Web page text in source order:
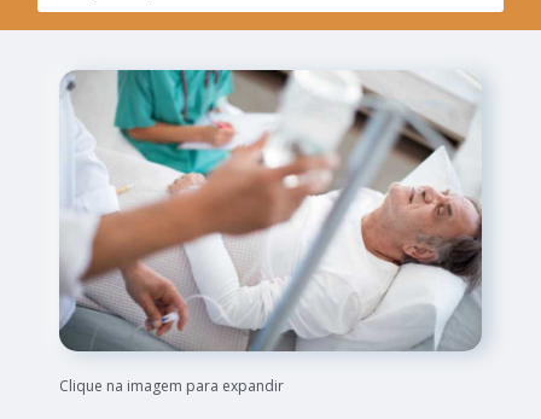
Clique na imagem para expandir